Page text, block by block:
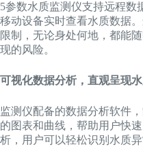
5参数水质监测仪支持远程数
移动设备实时查看水质数据
限制，无论身处何地，都能
现的风险。
可视化数据分析，直观呈现
监测仪配备的数据分析软件
的图表和曲线，帮助用户快
析，用户可以轻松识别水质